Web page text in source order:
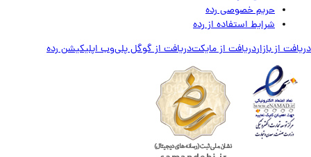
حریم خصوصی رده
شرایط استفاده از رده
از بازاردریافت از مایکتدریافت از گوگل پلیوب اپلیکیشن رده